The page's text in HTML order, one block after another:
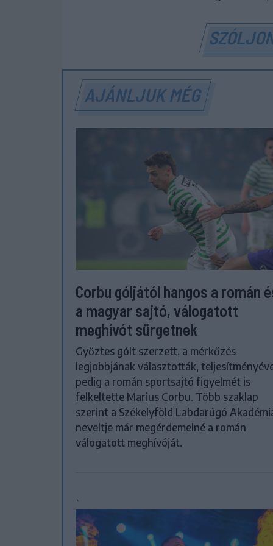
AJÁNLJUK MÉG
Corbu góljától hangos a román
a magyar sajtó, válogatott
meghívót sürgetnek
Győztes gólt szerzett, a mérkőzés
legjobbjának választották,
pedig a román sportsajtó figyelmét is
felkeltette Marius Corbu. Több szaklap
szerint a Székelyföld Labdarúgó
neveltje már megérdemelné a román
válogatott meghívóját.
`